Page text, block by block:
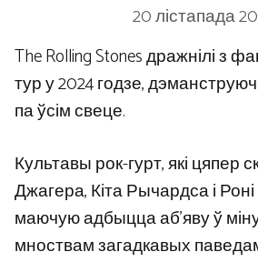
20 лістапада
The Rolling Stones дражнілі з
тур у 2024 годзе,
па ўсім свеце.
Культавы рок-гурт, які цяпер
Джагера, Кіта Рычардса і
маючую адбыцца аб’яву ў
мноствам загадкавых